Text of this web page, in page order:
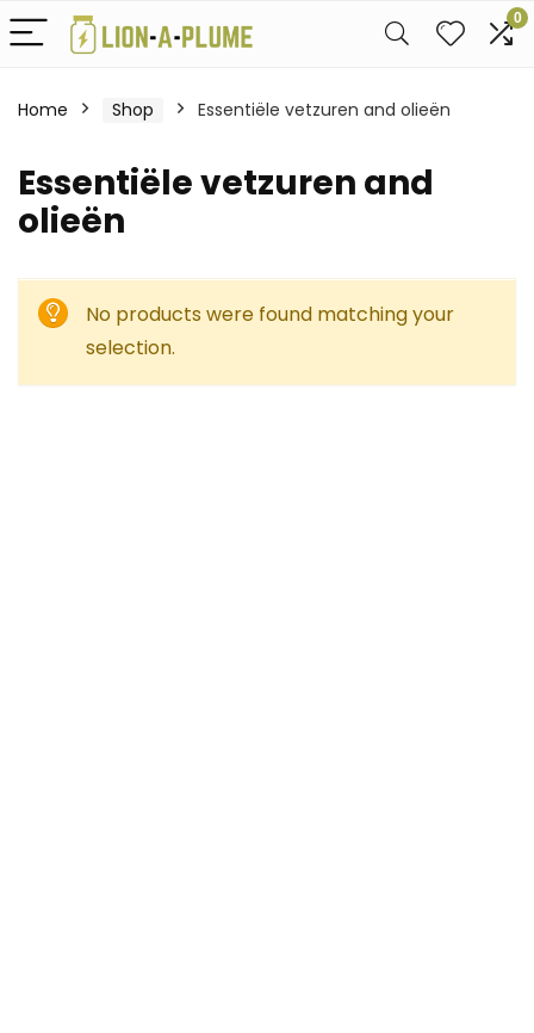
0
Home Shop Essentiële vetzuren and olieën
Essentiële vetzuren and
olieën
No products were found matching your
selection.